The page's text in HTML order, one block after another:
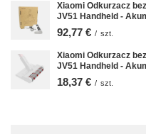
Xiaomi Odkurzacz
JV51 Handheld -
92,77 € / szt.
Xiaomi Odkurzacz
JV51 Handheld -
18,37 € / szt.